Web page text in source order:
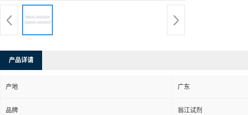
产品详请
产地 广东
品牌 翁江试剂